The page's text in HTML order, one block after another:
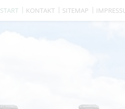
START KONTAKT SITEMAP